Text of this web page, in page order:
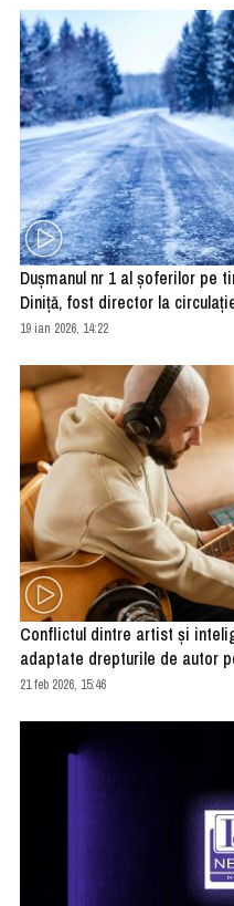
Duşmanul nr 1 al şoferilor pe
Diniţă, fost director la
19 ian 2026, 14:22
Conflictul dintre artist și
adaptate drepturile de autor
21 feb 2026, 15:46